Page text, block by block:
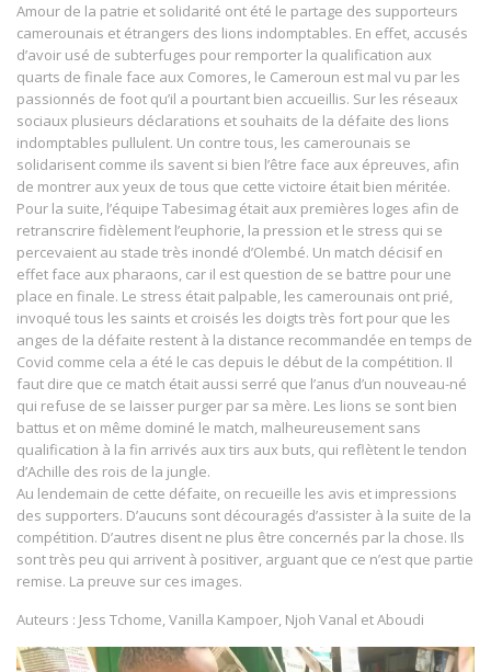
Amour de la patrie et solidarité ont été le partage des supporteurs
camerounais et étrangers des lions indomptables. En effet, accusés
d’avoir usé de subterfuges pour remporter la qualification aux
quarts de finale face aux Comores, le Cameroun est mal vu par les
passionnés de foot qu’il a pourtant bien accueillis. Sur les réseaux
sociaux plusieurs déclarations et souhaits de la défaite des lions
indomptables pullulent. Un contre tous, les camerounais se
solidarisent comme ils savent si bien l’être face aux épreuves, afin
de montrer aux yeux de tous que cette victoire était bien méritée.
Pour la suite, l’équipe Tabesimag était aux premières loges afin de
retranscrire fidèlement l’euphorie, la pression et le stress qui se
percevaient au stade très inondé d’Olembé. Un match décisif en
effet face aux pharaons, car il est question de se battre pour une
place en finale. Le stress était palpable, les camerounais ont prié,
invoqué tous les saints et croisés les doigts très fort pour que les
anges de la défaite restent à la distance recommandée en temps de
Covid comme cela a été le cas depuis le début de la compétition. Il
faut dire que ce match était aussi serré que l’anus d’un nouveau-né
qui refuse de se laisser purger par sa mère. Les lions se sont bien
battus et on même dominé le match, malheureusement sans
qualification à la fin arrivés aux tirs aux buts, qui reflètent le tendon
d’Achille des rois de la jungle.
Au lendemain de cette défaite, on recueille les avis et impressions
des supporters. D’aucuns sont découragés d’assister à la suite de la
compétition. D’autres disent ne plus être concernés par la chose. Ils
sont très peu qui arrivent à positiver, arguant que ce n’est que partie
remise. La preuve sur ces images.
Auteurs : Jess Tchome, Vanilla Kampoer, Njoh Vanal et Aboudi
Video